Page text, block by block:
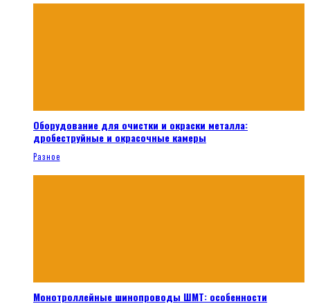
Оборудование для очистки и окраски металла:
дробеструйные и окрасочные камеры
Разное
Монотроллейные шинопроводы ШМТ: особенности